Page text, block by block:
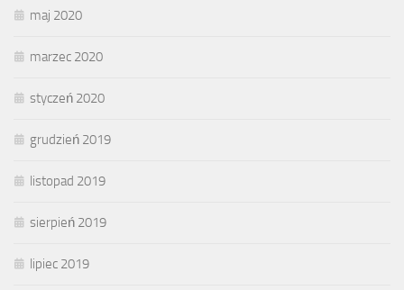
maj 2020
marzec 2020
styczeń 2020
grudzień 2019
listopad 2019
sierpień 2019
lipiec 2019